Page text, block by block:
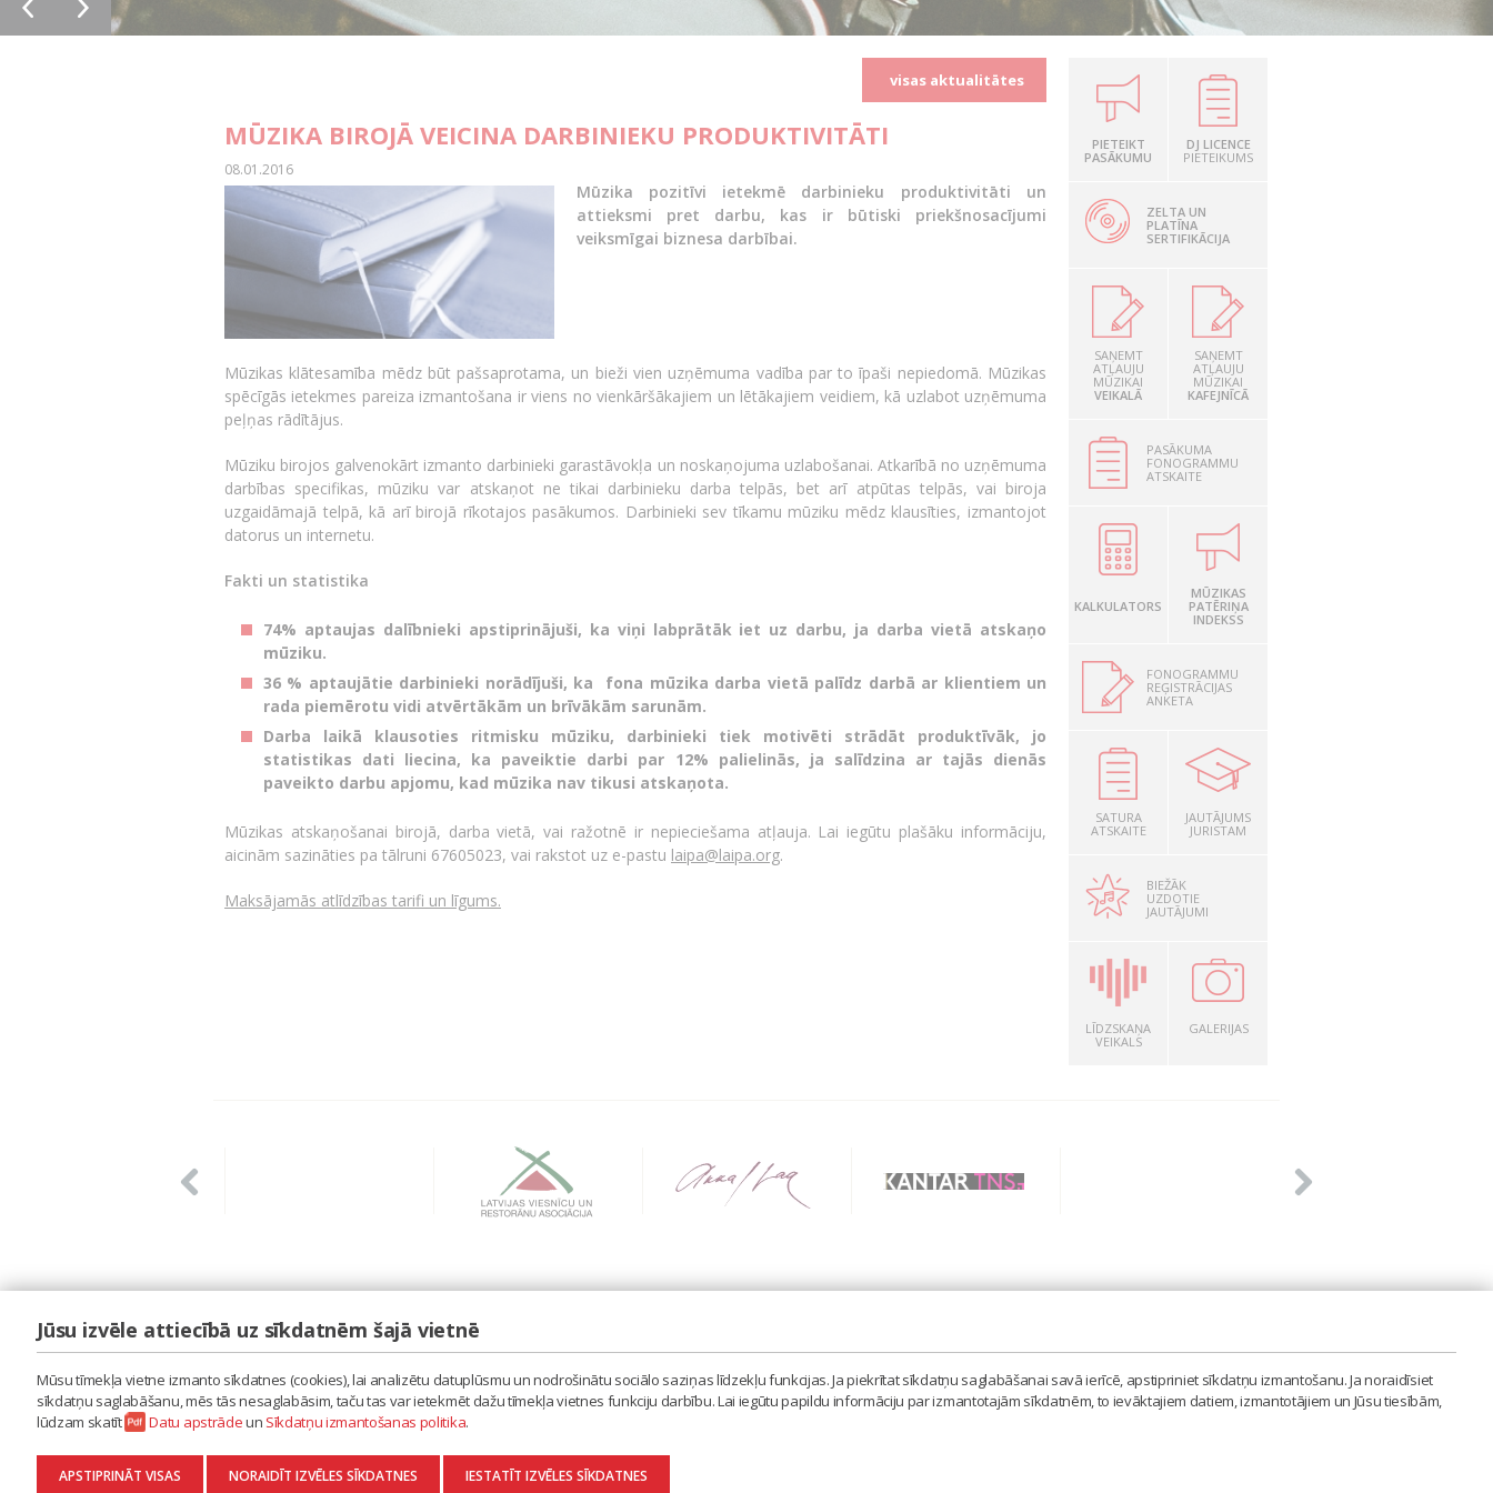
visas aktualitātes
MŪZIKA BIROJĀ VEICINA DARBINIEKU PRODUKTIVITĀTI
08.01.2016
Mūzika pozitīvi ietekmē darbinieku produktivitāti un
attieksmi pret darbu, kas ir būtiski priekšnosacījumi
veiksmīgai biznesa darbībai.
Mūzikas klātesamība mēdz būt pašsaprotama, un bieži vien uzņēmuma vadība par to īpaši nepiedomā. Mūzikas
spēcīgās ietekmes pareiza izmantošana ir viens no vienkāršākajiem un lētākajiem veidiem, kā uzlabot uzņēmuma
peļņas rādītājus.
Mūziku birojos galvenokārt izmanto darbinieki garastāvokļa un noskaņojuma uzlabošanai. Atkarībā no uzņēmuma
darbības specifikas, mūziku var atskaņot ne tikai darbinieku darba telpās, bet arī atpūtas telpās, vai biroja
uzgaidāmajā telpā, kā arī birojā rīkotajos pasākumos. Darbinieki sev tīkamu mūziku mēdz klausīties, izmantojot
datorus un internetu.
Fakti un statistika
74% aptaujas dalībnieki apstiprinājuši, ka viņi labprātāk iet uz darbu, ja darba vietā atskaņo
mūziku.
36 % aptaujātie darbinieki norādījuši, ka fona mūzika darba vietā palīdz darbā ar klientiem un
rada piemērotu vidi atvērtākām un brīvākām sarunām.
Darba laikā klausoties ritmisku mūziku, darbinieki tiek motivēti strādāt produktīvāk, jo
statistikas dati liecina, ka paveiktie darbi par 12% palielinās, ja salīdzina ar tajās dienās
paveikto darbu apjomu, kad mūzika nav tikusi atskaņota.
Mūzikas atskaņošanai birojā, darba vietā, vai ražotnē ir nepieciešama atļauja. Lai iegūtu plašāku informāciju,
aicinām sazināties pa tālruni 67605023, vai rakstot uz e-pastu laipa@laipa.org.
Maksājamās atlīdzības tarifi un līgums.
PIETEIKT
PASĀKUMU
DJ LICENCE
PIETEIKUMS
ZELTA UN
PLATĪNA
SERTIFIKĀCIJA
SAŅEMT
ATĻAUJU
MŪZIKAI
VEIKALĀ
SAŅEMT
ATĻAUJU
MŪZIKAI
KAFEJNĪCĀ
PASĀKUMA
FONOGRAMMU
ATSKAITE
KALKULATORS
MŪZIKAS
PATĒRIŅA
INDEKSS
FONOGRAMMU
REĢISTRĀCIJAS
ANKETA
SATURA
ATSKAITE
JAUTĀJUMS
JURISTAM
BIEŽĀK
UZDOTIE
JAUTĀJUMI
LĪDZSKAŅA
VEIKALS
GALERIJAS
LAIPA
ES RADU MŪZIKU
AKTUALITĀTES
KONTAKTI
SĪKDATŅU IZMANTOŠANAS POLITIKA
DATU APSTRĀDE
TEL. 67605023, MOB. 20398873, E-PASTS: LAIPA[AT]LAIPA.ORG
Jūsu izvēle attiecībā uz sīkdatnēm šajā vietnē
Mūsu tīmekļa vietne izmanto sīkdatnes (cookies), lai analizētu datuplūsmu un nodrošinātu sociālo saziņas līdzekļu funkcijas. Ja piekrītat sīkdatņu saglabāšanai savā ierīcē, apstipriniet sīkdatņu izmantošanu. Ja noraidīsiet
sīkdatņu saglabāšanu, mēs tās nesaglabāsim, taču tas var ietekmēt dažu tīmekļa vietnes funkciju darbību. Lai iegūtu papildu informāciju par izmantotajām sīkdatnēm, to ievāktajiem datiem, izmantotājiem un Jūsu tiesībām,
lūdzam skatīt
Datu apstrādeun Sīkdatņu izmantošanas politika.
APSTIPRINĀT VISAS NORAIDĪT IZVĒLES SĪKDATNES IESTATĪT IZVĒLES SĪKDATNES